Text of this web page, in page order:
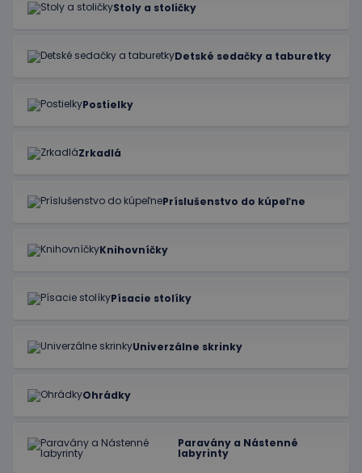
Stoly a stoličky
Detské sedačky a taburetky
Postielky
Zrkadlá
Príslušenstvo do kúpeľne
Knihovníčky
Písacie stolíky
Univerzálne skrinky
Ohrádky
Paravány a Nástenné
labyrinty